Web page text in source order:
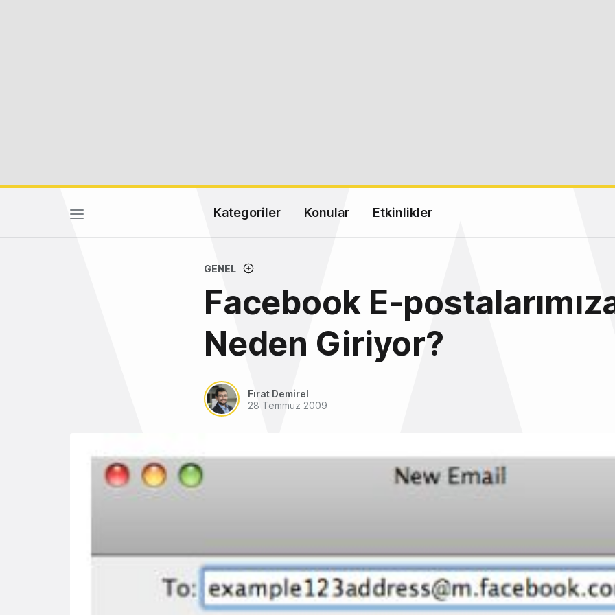
Kategoriler Konular Etkinlikler
GENEL
Facebook E-
Neden Giriyor?
Fırat Demirel
28 Temmuz 2009